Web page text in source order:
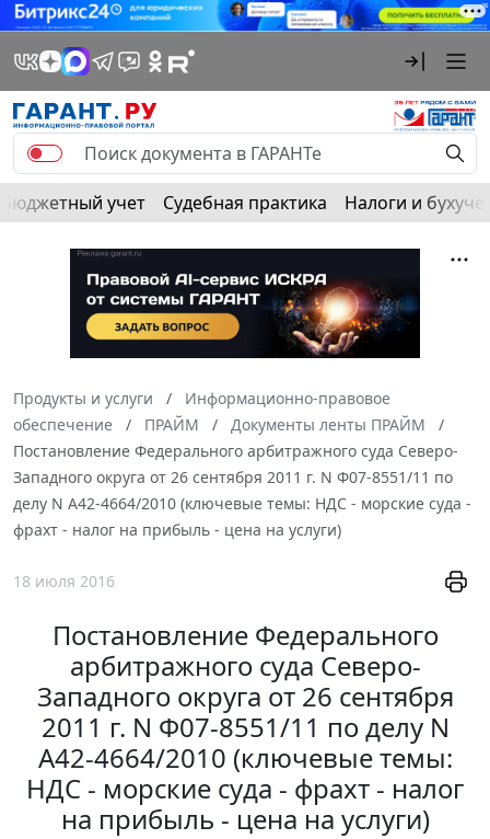
Бюджетный учет Судебная практика Налоги и
Продукты и услуги
Информационно-правовое
обеспечение
ПРАЙМ
Документы ленты ПРАЙМ
Постановление Федерального арбитражного суда Северо-
Западного округа от 26 сентября 2011 г. N Ф07-8551/11 по
делу N А42-4664/2010 (ключевые темы: НДС - морские суда -
фрахт - налог на прибыль - цена на услуги)
18 июля 2016
Постановление Федерального
арбитражного суда Северо-
Западного округа от 26 сентября
2011 г. N Ф07-8551/11 по делу N
А42-4664/2010 (ключевые темы:
НДС - морские суда - фрахт - налог
на прибыль - цена на услуги)